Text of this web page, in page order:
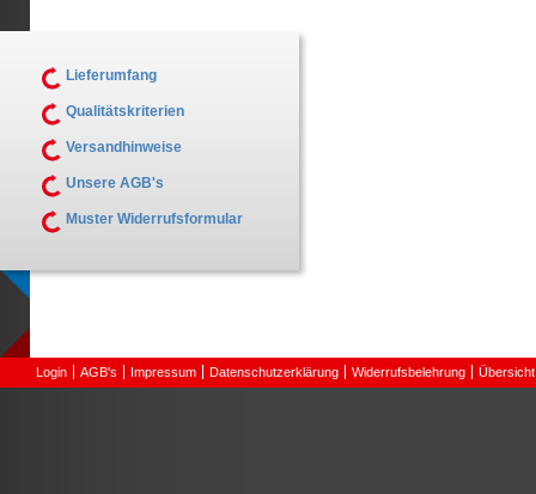
Lieferumfang
Qualitätskriterien
Versandhinweise
Unsere AGB's
Muster Widerrufsformular
Login AGB's Impressum Datenschutzerklärung Widerrufsbelehrung